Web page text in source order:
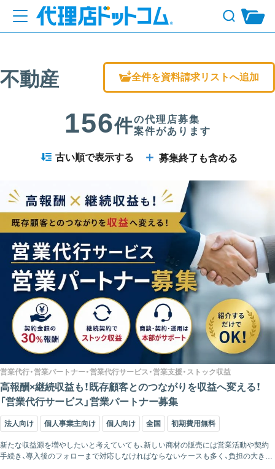
不動産 全件を資料請求リストへ追加
156件の代理店募集
案件があります
古い順で表示する ＋ 募集終了も含める
営業代行・営業パートナー・営業代行サービス・営業支援・ストック収益
高報酬×継続収益も！既存顧客とのつながりを収益へ変える！
「営業代行サービス」営業パートナー募集
法人向け 個人事業主向け 個人向け 全国 初期費用無料
新たな収益源を増やしたいと考えていても、新しい商材の販売には営業活動や契約
手続き、導入後のフォローまで対応しなければならないケースも多く、負担の大きさ
から導入をためらう企業や個人事業主は少なくありません。本業と並行して取り組